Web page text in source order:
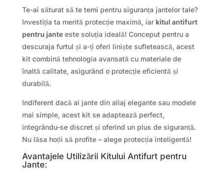
Te-ai săturat să te temi pentru siguranța jantelor tale?
Investiția ta merită protecție maximă, iar kitul antifurt
pentru janteeste soluția ideală! Conceput pentru a
descuraja furtul și a-ți oferi liniște sufletească, acest
kit combină tehnologia avansată cu materiale de
înaltă calitate, asigurând o protecție eficientă și
durabilă.
Indiferent dacă ai jante din aliaj elegante sau modele
mai simple, acest kit se adaptează perfect,
integrându-se discret și oferind un plus de siguranță.
Nu lăsa hoții să profite – alege protecția inteligentă!
Avantajele Utilizării Kitului Antifurt pentru
Jante: